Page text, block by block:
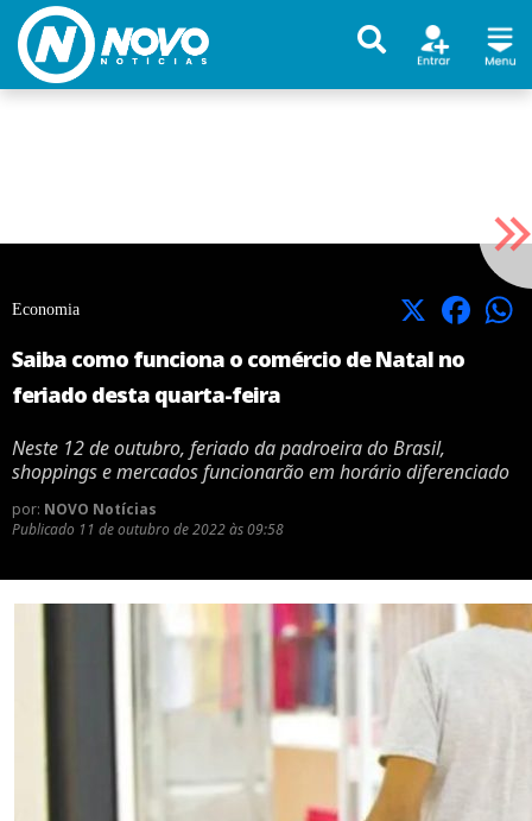
Economia X Facebook
Saiba como funciona o comércio de Natal no
feriado desta quarta-feira
Neste 12 de outubro, feriado da padroeira do Brasil,
shoppings e mercados funcionarão em horário diferenciado
por: NOVO Notícias
Publicado 11 de outubro de 2022 às 09:58